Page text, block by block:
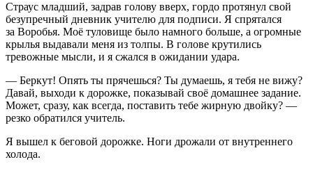
Страус младший, задрав голову вверх, гордо протянул свой
безупречный дневник учителю для подписи. Я спрятался
за Воробья. Моё туловище было намного больше, а огромные
крылья выдавали меня из толпы. В голове крутились
тревожные мысли, и я сжался в ожидании удара.
— Беркут! Опять ты прячешься? Ты думаешь, я тебя не вижу?
Давай, выходи к дорожке, показывай своё домашнее задание.
Может, сразу, как всегда, поставить тебе жирную двойку? —
резко обратился учитель.
Я вышел к беговой дорожке. Ноги дрожали от внутреннего
холода.